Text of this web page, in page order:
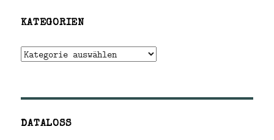
KATEGORIEN
Kategorien
DATALOSS